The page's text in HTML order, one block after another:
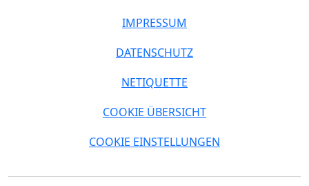
IMPRESSUM
DATENSCHUTZ
NETIQUETTE
COOKIE ÜBERSICHT
COOKIE EINSTELLUNGEN